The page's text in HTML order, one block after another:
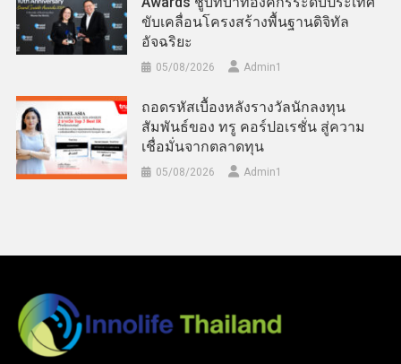
ขับเคลื่อนโครงสร้างพื้นฐานดิจิทัล
อัจฉริยะ
05/08/2026 Admin​1
ถอดรหัสเบื้องหลังรางวัลนักลงทุน
สัมพันธ์ของ ทรู คอร์ปอเรชั่น สู่ความ
เชื่อมั่นจากตลาดทุน
05/08/2026 Admin​1